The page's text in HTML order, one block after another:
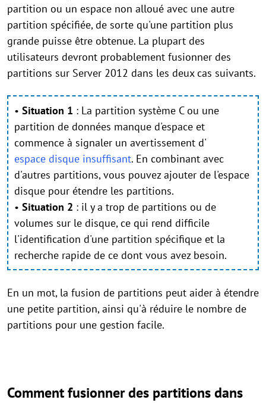
partition ou un espace non alloué avec une autre
partition spécifiée, de sorte qu'une partition plus
grande puisse être obtenue. La plupart des
utilisateurs devront probablement fusionner des
partitions sur Server 2012 dans les deux cas suivants.
• Situation 1 : La partition système C ou une
partition de données manque d'espace et
commence à signaler un avertissement d'
espace disque insuffisant. En combinant avec
d'autres partitions, vous pouvez ajouter de l'espace
disque pour étendre les partitions.
• Situation 2 : il y a trop de partitions ou de
volumes sur le disque, ce qui rend difficile
l'identification d'une partition spécifique et la
recherche rapide de ce dont vous avez besoin.
En un mot, la fusion de partitions peut aider à étendre
une petite partition, ainsi qu'à réduire le nombre de
partitions pour une gestion facile.
Comment fusionner des partitions dans